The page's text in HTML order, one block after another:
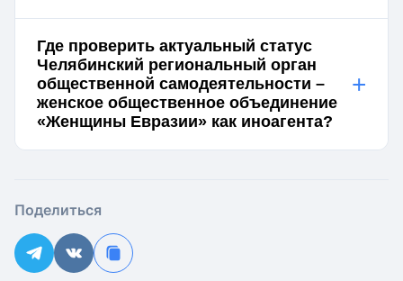
Где проверить актуальный статус
Челябинский региональный орган
общественной самодеятельности –
женское общественное объединение
«Женщины Евразии» как иноагента?
+
Поделиться